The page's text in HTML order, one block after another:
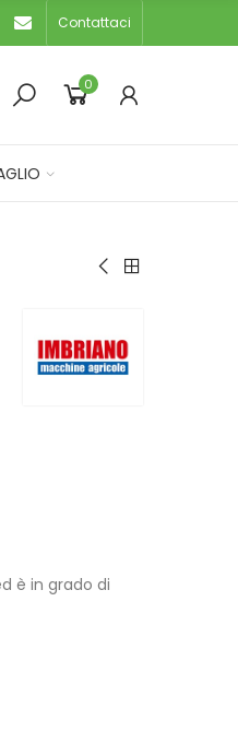
Contattaci
0
è in grado di